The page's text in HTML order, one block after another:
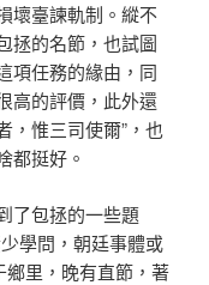
壞臺諫軌制。縱不
拯的名節，也試圖
項任務的緣由，同
高的評價，此外還
，惟三司使爾”，也
都挺好。
了包拯的一些題
學問，朝廷事體或
鄉里，晚有直節，著